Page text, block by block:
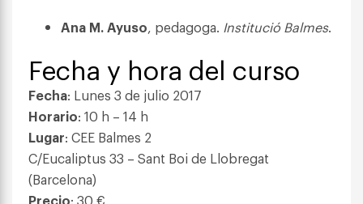
Ana M. Ayuso, pedagoga. Institució Balmes.
Fecha y hora del curso
Fecha: Lunes 3 de julio 2017
Horario: 10 h – 14 h
Lugar: CEE Balmes 2
C/Eucaliptus 33 – Sant Boi de Llobregat
(Barcelona)
Precio: 30 €